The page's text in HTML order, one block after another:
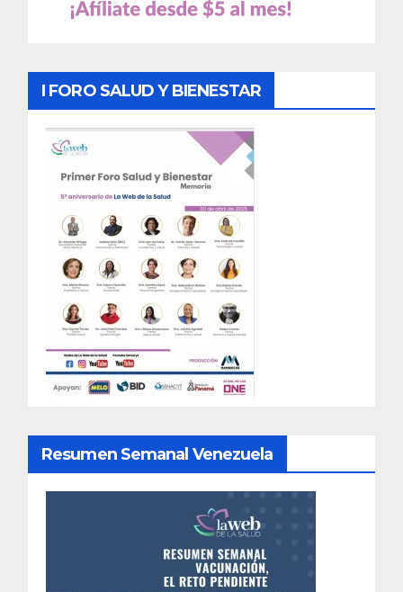
I FORO SALUD Y BIENESTAR
Resumen Semanal Venezuela